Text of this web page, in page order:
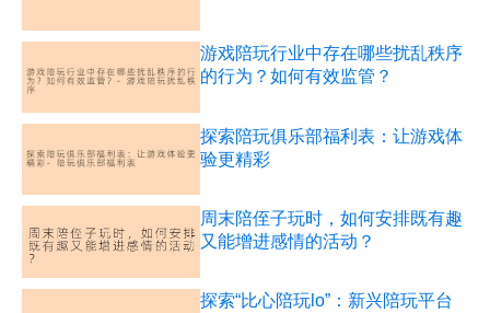
游戏陪玩行业中存在哪些扰乱秩序
的行为？如何有效监管？
探索陪玩俱乐部福利表：让游戏体
验更精彩
周末陪侄子玩时，如何安排既有趣
又能增进感情的活动？
探索“比心陪玩lo”：新兴陪玩平台